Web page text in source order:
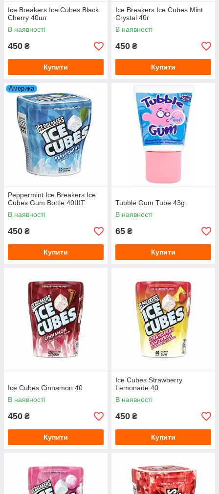
Ice Breakers Ice Cubes Black
Cherry 40шт
В наявності
450 ₴
Купити
Ice Breakers Ice Cubes Mint
Crystal 40г
В наявності
450 ₴
Купити
Америка
Peppermint Ice Breakers Ice
Cubes Gum Bottle 40ШТ
В наявності
450 ₴
Купити
Tubble Gum Tube 43g
В наявності
65 ₴
Купити
Ice Cubes Cinnamon 40
В наявності
450 ₴
Купити
Ice Cubes Strawberry
Lemonade 40
В наявності
450 ₴
Купити